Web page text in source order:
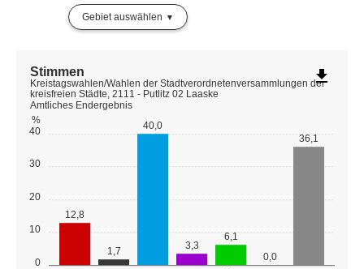
Gebiet auswählen
0
10
20
30
40
%
12,8
1,7
40,0
3,3
6,1
0,0
36,1
Stimmen
Kreistagswahlen/Wahlen der Stadtverordnetenversammlungen der
kreisfreien Städte, 2111 - Putlitz 02 Laaske
Amtliches Endergebnis
file_download